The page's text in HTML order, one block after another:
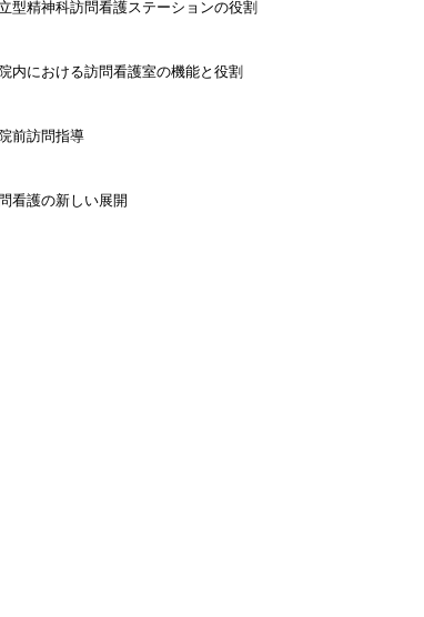
型精神科訪問看護ステーションの役割
内における訪問看護室の機能と役割
前訪問指導
看護の新しい展開